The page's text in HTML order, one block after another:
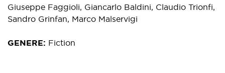
Giuseppe Faggioli, Giancarlo Baldini, Claudio Trionfi,
Sandro Grinfan, Marco Malservigi
GENERE Fiction